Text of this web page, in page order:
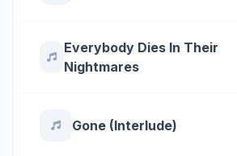
Everybody Dies In Their
Nightmares
Gone (Interlude)